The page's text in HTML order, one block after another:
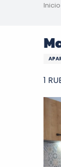
Inicio
1